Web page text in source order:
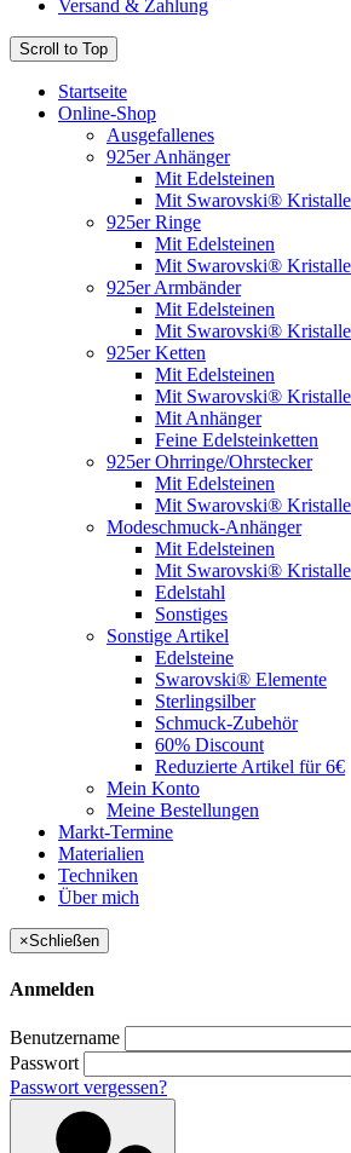
Versand & Zahlung
Scroll to Top
Startseite
Online-Shop
Ausgefallenes
925er Anhänger
Mit Edelsteinen
Mit Swarovski®
925er Ringe
Mit Edelsteinen
Mit Swarovski®
925er Armbänder
Mit Edelsteinen
Mit Swarovski®
925er Ketten
Mit Edelsteinen
Mit Swarovski®
Mit Anhänger
Feine Edelsteinketten
925er Ohrringe/Ohrstecker
Mit Edelsteinen
Mit Swarovski®
Modeschmuck-Anhänger
Mit Edelsteinen
Mit Swarovski®
Edelstahl
Sonstiges
Sonstige Artikel
Edelsteine
Swarovski® Elemente
Sterlingsilber
Schmuck-Zubehör
60% Discount
Reduzierte Artikel für 6€
Mein Konto
Meine Bestellungen
Markt-Termine
Materialien
Techniken
Über mich
×Schließen
Anmelden
Benutzername
Passwort
Passwort vergessen?